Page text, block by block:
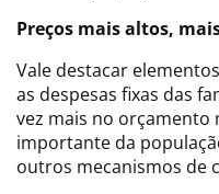
Preços mais altos,
Vale destacar
as despesas fixas das
vez mais no
importante da
outros mecanismos de